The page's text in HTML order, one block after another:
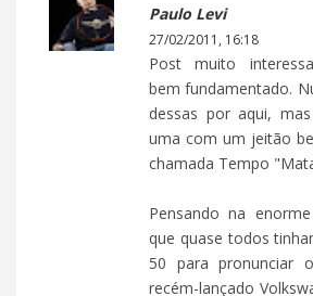
Paulo Levi
27/02/2011, 16:18
Post muito
bem fundamentado.
dessas por aqui,
uma com um jeitão
chamada Tempo
Pensando na
que quase todos
50 para pronunciar
recém-lançado